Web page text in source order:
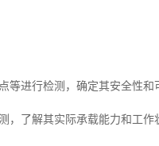
等进行检测，确定其安全性和
，了解其实际承载能力和工作